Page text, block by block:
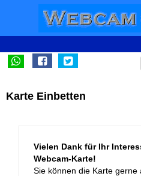
Karte Einbetten
Vielen Dank für Ihr
Webcam-Karte!
Sie können die Karte gerne